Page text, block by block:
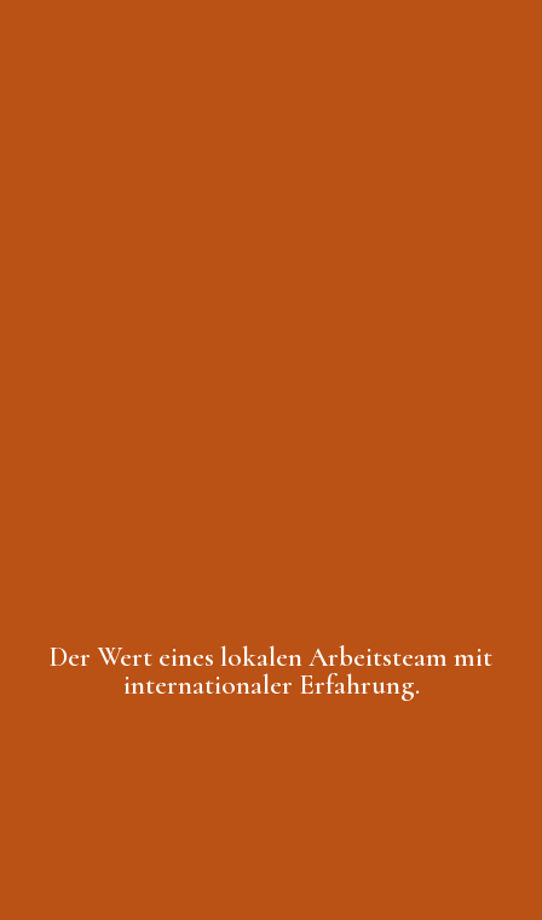
Der Wert eines lokalen Arbeitsteam mit
internationaler Erfahrung.